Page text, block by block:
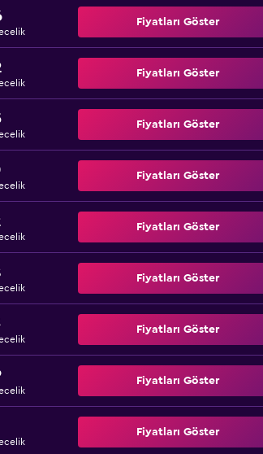
Fiyatları Göster
Fiyatları Göster
Fiyatları Göster
Fiyatları Göster
Fiyatları Göster
Fiyatları Göster
Fiyatları Göster
Fiyatları Göster
Fiyatları Göster